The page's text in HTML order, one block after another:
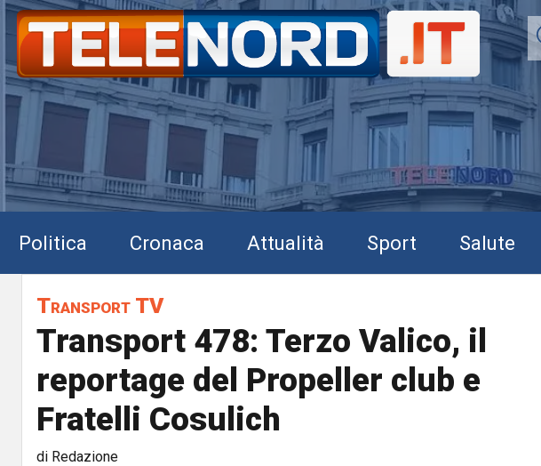
Politica Cronaca Attualità Sport Salute
Transport TV
Transport 478: Terzo Valico, il
reportage del Propeller club e
Fratelli Cosulich
di Redazione